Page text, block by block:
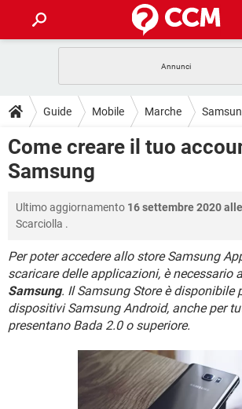
INTRATTENIMENTO ANDROID
iOS WINDOWS
INSTAGRAM
HARDWARE
GUIDE
COVID-19 GAMING
INTRATTENIMENTO ANDROID
INSTAGRAM WHATSAPP
HARDWARE
DOWNLOAD
COVID-19
iOS
INSTAGRAM WHATSAPP
TIKTOK FACEBOOK
HARDWARE
FORUM
COVID-19 GAMING
iOS WINDOWS
INSTAGRAM WHATSAPP
TIKTOK FACEBOOK
GLOSSARIO
COVID-19
INTRATTENIMENTO ANDROID
iOS WINDOWS
INSTAGRAM WHATSAPP
Guide Mobile Marche
Come creare il tuo
Samsung
Ultimo aggiornamento 16 settembre 2020
Scarciolla .
Per poter accedere allo store Samsung
scaricare delle applicazioni, è necessario
Samsung. Il Samsung Store è disponibile
dispositivi Samsung Android, anche per
presentano Bada 2.0 o superiore.